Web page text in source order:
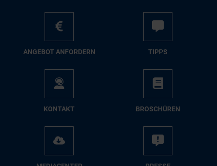
AN­GE­BOT AN­FOR­DERN TIPPS
KON­TAKT BRO­SCHÜ­REN